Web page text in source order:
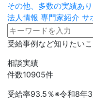
その他、多数の実績あ
法人情報 専門家紹介 サ
受給事例など知りたい
相談実績
件数10905件
受給率93.5 ％※令和8年